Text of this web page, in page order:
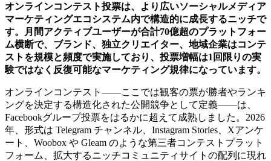
オンラインコンテスト投票は、より広いソーシャルメディア
マーケティングエコシステム内で構造的に成長するニッチで
す。月間アクティブユーザーが合計70億超のプラットフォー
ム横断で、ブランド、独立クリエイター、地域企業はコンテ
ストを規模と頻度で実施しており、投票増幅は1回限りの実
験ではなく反復可能なマーケティング規律になっています。
オンラインコンテスト――ここでは観客の票が勝者やランキ
ングを決定する構造化された公開競争として定義――は、
Facebookグループ投票をはるかに超えて成熟しました。2026
年、形式は Telegram チャンネル、Instagram Stories、Xアンケ
ート、Woobox や Gleam のような第三者コンテストプラット
フォーム、拡大するニッチコミュニティサイトの配列に現れ